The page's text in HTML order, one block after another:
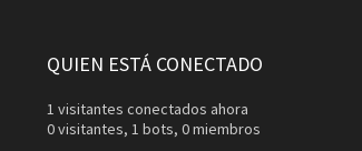
QUIEN ESTÁ CONECTADO
1 visitantes conectados ahora
0 visitantes, 1 bots, 0 miembros